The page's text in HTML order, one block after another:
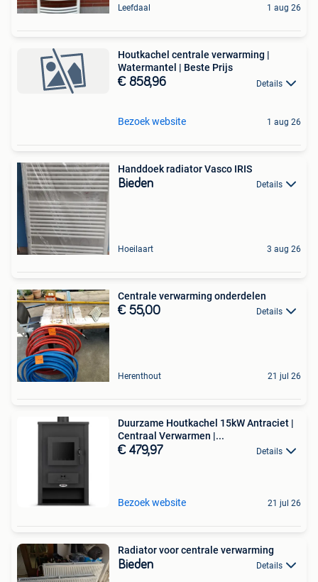
Leefdaal 1 aug 26
Houtkachel centrale verwarming |
Watermantel | Beste Prijs
€ 858,96 Details
Bezoek website 1 aug 26
Handdoek radiator Vasco IRIS
Bieden Details
Hoeilaart 3 aug 26
Centrale verwarming onderdelen
€ 55,00 Details
Herenthout 21 jul 26
Duurzame Houtkachel 15kW Antraciet |
Centraal Verwarmen |...
€ 479,97 Details
Bezoek website 21 jul 26
Radiator voor centrale verwarming
Bieden Details